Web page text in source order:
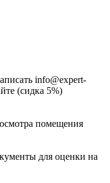
info@expert-
(сидка 5%)
помещения
для оценки на